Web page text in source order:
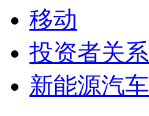
移动
投资者关系
新能源汽车